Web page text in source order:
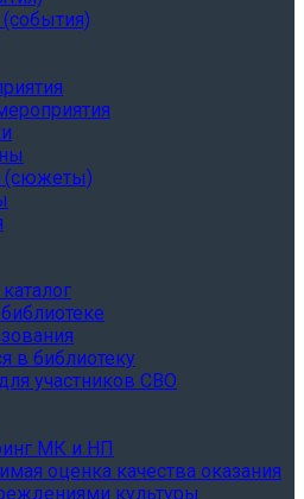
(сюжеты)
в библиотеку
участников СВО
МК и НП
оценка качества оказания
культуры